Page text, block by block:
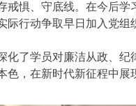
戒惧、守底线。在今后
际行动争取早日加入党组
化了学员对廉洁从政、
色，在新时代新征程中展